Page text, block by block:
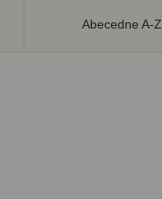
Abecedne A-Z